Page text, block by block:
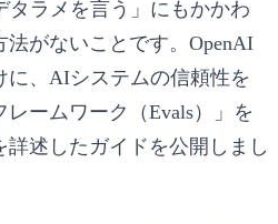
タラメを言う」にもかかわ
法がないことです。OpenAI
に、AIシステムの信頼性を
ームワーク（Evals）」を
詳述したガイドを公開しまし